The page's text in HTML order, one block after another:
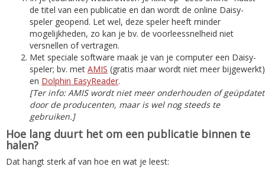
de titel van een publicatie en dan wordt de online Daisy-
speler geopend. Let wel, deze speler heeft minder
mogelijkheden, zo kan je bv. de voorleessnelheid niet
versnellen of vertragen.
Met speciale software maak je van je computer een Daisy-
speler; bv. met AMIS (gratis maar wordt niet meer bijgewerkt)
en Dolphin EasyReader.
[Ter info: AMIS wordt niet meer onderhouden of geüpdatet
door de producenten, maar is wel nog steeds te
gebruiken.]
Hoe lang duurt het om een publicatie binnen te
halen?
Dat hangt sterk af van hoe en wat je leest: